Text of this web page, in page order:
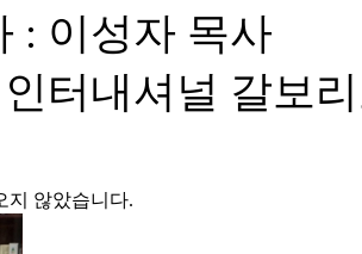
: 이성자 목사
터내셔널 갈보
지 않았습니다.